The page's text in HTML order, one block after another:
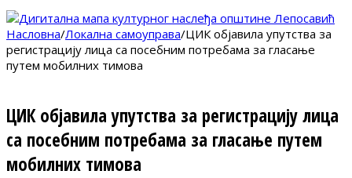
Насловна/Локална самоуправа/ЦИК објавила упутства за
регистрацију лица са посебним потребама за гласање
путем мобилних тимова
ЦИК објавила упутства за регистрацију лица
са посебним потребама за гласање путем
мобилних тимова